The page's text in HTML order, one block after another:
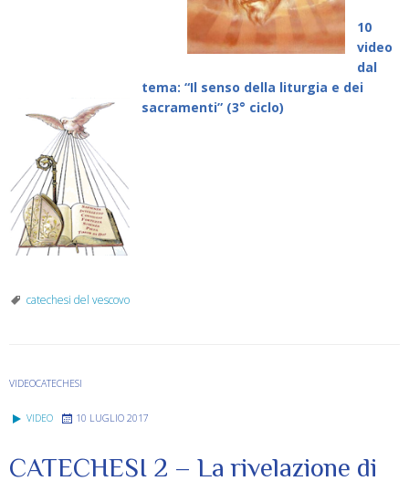
10
video
dal
tema: “Il senso della liturgia e dei
sacramenti” (3° ciclo)
catechesi del vescovo
VIDEOCATECHESI
VIDEO 10 LUGLIO 2017
CATECHESI 2 – La rivelazione di